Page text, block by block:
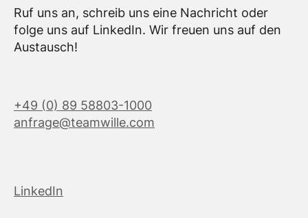
Ruf uns an, schreib uns eine Nachricht oder
folge uns auf LinkedIn. Wir freuen uns auf den
Austausch!
+49 (0) 89 58803-1000
anfrage@teamwille.com
LinkedIn